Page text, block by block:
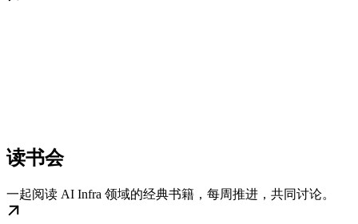
读书会
一起阅读 AI Infra 领域的经典书籍，每周推进，共同讨论。